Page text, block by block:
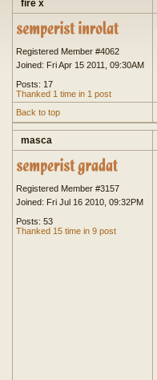
fire x
Registered Member #4062
Joined: Fri Apr 15 2011, 09:30AM
Posts: 17
Thanked 1 time in 1 post
Back to top
masca
Registered Member #3157
Joined: Fri Jul 16 2010, 09:32PM
Posts: 53
Thanked 15 time in 9 post